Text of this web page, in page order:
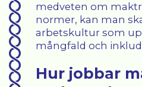
medveten om
normer, kan man
arbetskultur som
mångfald och
Hur jobbar